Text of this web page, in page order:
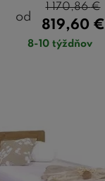
od
819,60 €
1 170,86€
8-10 týždňov